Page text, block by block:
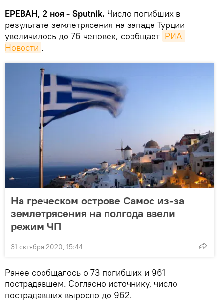
ЕРЕВАН, 2 ноя - Sputnik. Число погибших в
результате землетрясения на западе Турции
увеличилось до 76 человек, сообщает РИА
Новости .
На греческом острове Самос из-за
землетрясения на полгода ввели
режим ЧП
31 октября 2020, 15:44
Ранее сообщалось о 73 погибших и 961
пострадавшем. Согласно источнику, число
пострадавших выросло до 962.